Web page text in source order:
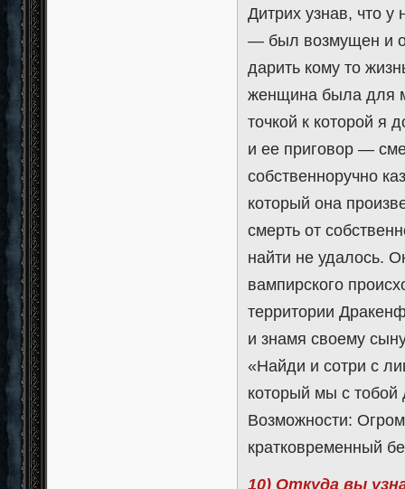
Дитрих узнав, что у
— был возмущен и
дарить кому то
женщина была для
точкой к которой я
и ее приговор —
собственноручно
который она
смерть от
найти не удалось.
вампирского
территории
и знамя своему
«Найди и сотри с
который мы с тобой
Возможности:
кратковременный
10) Откуда вы